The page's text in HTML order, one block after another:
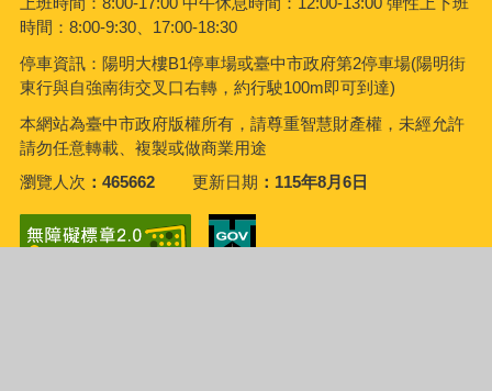
時間：8:00-9:30、17:00-18:30
停車資訊：陽明大樓B1停車場或臺中市政府第2停車場(陽明街
東行與自強南街交叉口右轉，約行駛100m即可到達)
本網站為臺中市政府版權所有，請尊重智慧財產權，未經允許
請勿任意轉載、複製或做商業用途
瀏覽人次
465662 更新日期 115年8月6日